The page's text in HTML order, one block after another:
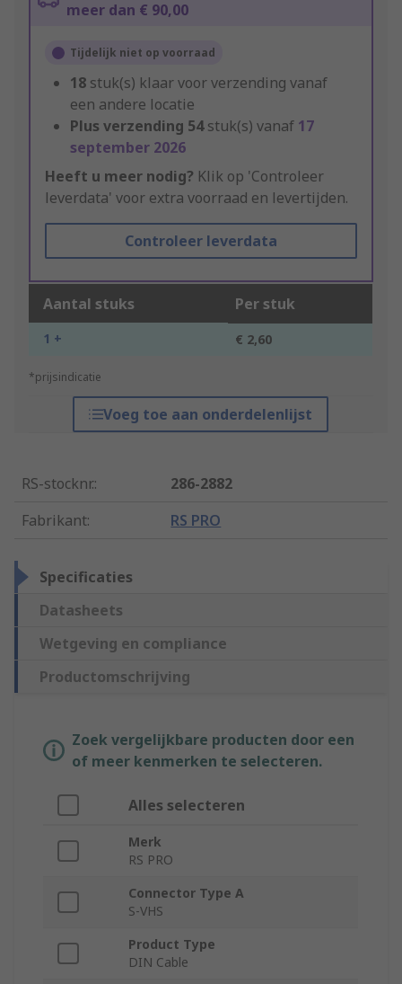
meer dan € 90,00
Tijdelijk niet op voorraad
18 stuk(s) klaar voor verzending vanaf
een andere locatie
Plus verzending 54stuk(s) vanaf 17
september 2026
Heeft u meer nodig? Klik op 'Controleer
leverdata' voor extra voorraad en levertijden.
Controleer leverdata
Aantal stuks Per stuk
1 + € 2,60
*prijsindicatie
Voeg toe aan onderdelenlijst
RS-stocknr.:
286-2882
Fabrikant: RS PRO
Specificaties
Datasheets
Wetgeving en compliance
Productomschrijving
Zoek vergelijkbare producten door een
of meer kenmerken te selecteren.
Alles selecteren
Merk
RS PRO
Connector Type A
S-VHS
Product Type
DIN Cable